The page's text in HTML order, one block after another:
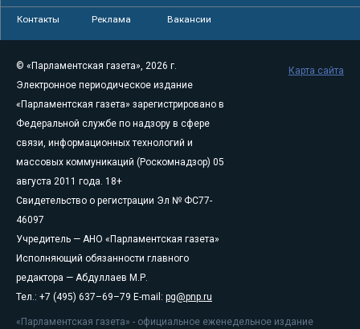
Контакты Реклама Вакансии
© «Парламентская газета», 2026 г.
Электронное периодическое издание
«Парламентская газета» зарегистрировано в
Федеральной службе по надзору в сфере
связи, информационных технологий и
массовых коммуникаций (Роскомнадзор) 05
августа 2011 года. 18+
Свидетельство о регистрации Эл № ФС77-
46097
Учредитель — АНО «Парламентская газета»
Исполняющий обязанности главного
редактора — Абдуллаев М.Р.
Тел.: +7 (495) 637–69–79 E-mail: pg@pnp.ru
«Парламентская газета» - официальное еженедельное издание
Карта сайта